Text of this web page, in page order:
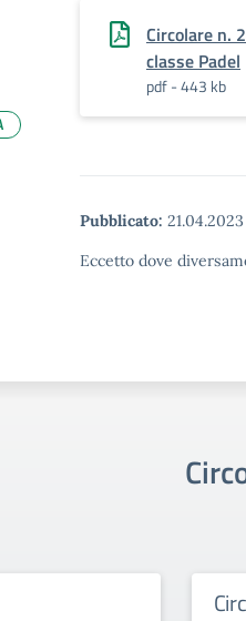
Circolare n.
classe Padel
pdf - 443 kb
Pubblicato: 21.04.2023
Eccetto dove